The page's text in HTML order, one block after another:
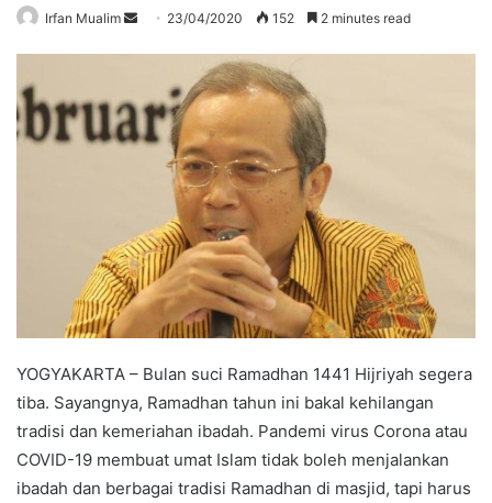
Irfan Mualim
Send 23/04/2020 152 2 minutes read
YOGYAKARTA – Bulan suci Ramadhan 1441 Hijriyah segera
tiba. Sayangnya, Ramadhan tahun ini bakal kehilangan
tradisi dan kemeriahan ibadah. Pandemi virus Corona atau
COVID-19 membuat umat Islam tidak boleh menjalankan
ibadah dan berbagai tradisi Ramadhan di masjid, tapi harus